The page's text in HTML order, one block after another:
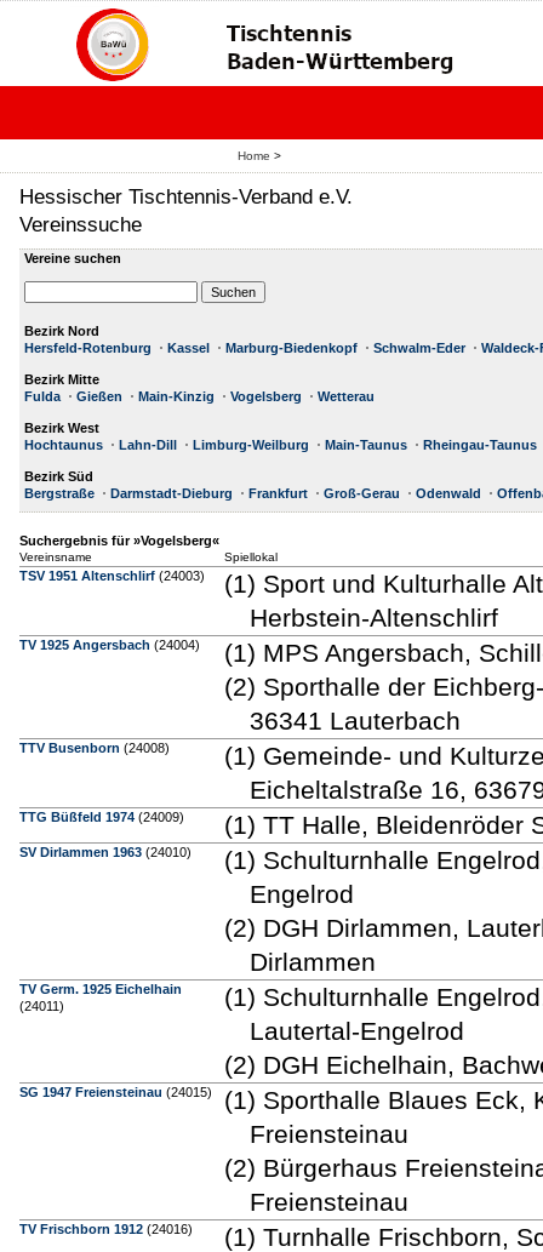
Home >
Hessischer Tischtennis-Verband e.V.
Vereinssuche
Vereine suchen
Bezirk Nord
Hersfeld-Rotenburg
Kassel Marburg-Biedenkopf Schwalm-Eder
Bezirk Mitte
Fulda
Gießen Main-Kinzig Vogelsberg Wetterau
Bezirk West
Hochtaunus
Lahn-Dill Limburg-Weilburg Main-Taunus Rheingau-Taunus
Bezirk Süd
Bergstraße
Darmstadt-Dieburg Frankfurt Groß-Gerau Odenwald
Suchergebnis für »Vogelsberg«
Vereinsname Spiellokal
TSV 1951 Altenschlirf (24003)
(1) Sport und Kulturhalle
Herbstein-Altenschlirf
TV 1925 Angersbach (24004)
(1) MPS Angersbach,
(2) Sporthalle der
36341 Lauterbach
TTV Busenborn (24008)
(1) Gemeinde- und
Eicheltalstraße 16,
TTG Büßfeld 1974 (24009) (1) TT Halle, Bleidenröder
SV Dirlammen 1963 (24010)
(1) Schulturnhalle
Engelrod
(2) DGH Dirlammen,
Dirlammen
TV Germ. 1925 Eichelhain
(24011)
(1) Schulturnhalle
Lautertal-Engelrod
(2) DGH Eichelhain,
SG 1947 Freiensteinau (24015)
(1) Sporthalle Blaues Eck,
Freiensteinau
(2) Bürgerhaus
Freiensteinau
TV Frischborn 1912 (24016)
(1) Turnhalle Frischborn,